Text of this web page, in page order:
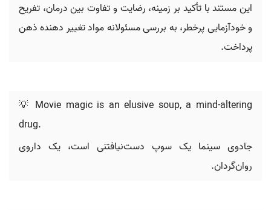
این مستند با تأکید بر زمینه، رضایت و تفاوت بین درمان، تفریح
و خودآزمایی پرخطر، به بررسی مسئولانه مواد تغییر دهنده ذهن
پرداخت.
💡 Movie magic is an elusive soup, a mind-altering
drug.
جادوی سینما یک سوپ دست‌نیافتنی است، یک داروی
روان‌گردان.